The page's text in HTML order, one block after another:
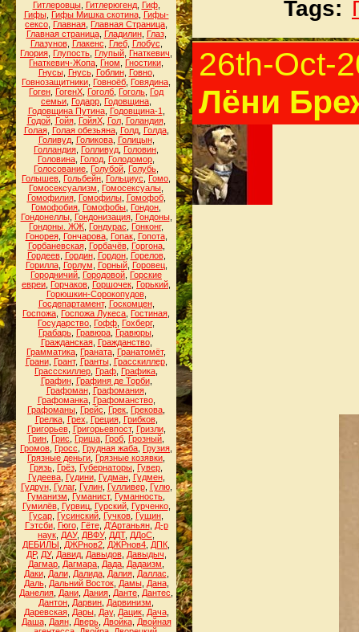
Гитлеровцы, Гитлерюгенд, Гиф,
Гифы, Гифы Мишка скотина, Гифы-
сексо Главная Главная Страница
Главная страница, Гладилин, Глаз,
Глазунов, Глакенс Глеб, Глобус
Глория Глупость Глупый Гнаткевич
Гнаткевич-Жопа Гном Гностики
Гнусы, Гнусь, Гоблин, Говно,
Говнозащитники Говноёб Говядина
Гоген ГогенХ Гоголб Гоголь Год
семьи Годарр Годовщина
Годовщина Путина, Годовщина-1
Годой, Гойя, ГойяХ, Гол, Голандия,
Голая, Голая обезьяна, Голд, Голда,
Голивуд, Голикова, Голицын,
Голландия Голливуд Головин
Головина Голод Голодомор
Голосование Голубой Голубь
Голышев Гольбейн Гольциус Гомо
Гомосексуализм
Гомосексуалы
Гомофилия, Гомофилы, Гомофоб,
Гомофобия Гомофобы Гондон
Гондонеллы, Гондонизация, Гондоны,
Гондоны. ЖЖ Гондурас Гонконг,
Гонорея, Гончарова, Гопак, Гопота,
Горбаневская, Горбачёв, Горгона,
Гордеев, Гордин, Гордон, Горелов,
Горилла, Горлум Горный, Горовец,
Городничий Городовой Горские
евреи Горчаков Горшочек Горький
Горюшкин-Сорокопудов,
Госдепартамент, Госкомцен,
Госпожа Госпожа Лукеса Гостиная
Государство Гофф Гохберг,
Грабарь Гравюра Гравюры
Гражданская, Гражданство,
Грамматика Граната Гранатомёт,
Грани, Грант, Гранты, Грасскиллер,
Грассскиллер Граф Графика
Графин, Графиня де Торби,
Графоман, Графомания,
Графоманка, Графоманство,
Графоманы Грейс Грек Грекова
Грелка, Грех Греция, Грибков,
Григорьев, Григорьевпост, Гризли,
Грин Грис Гриша Гроб Грозный
Громов Гросс Грудная жаба Грузия
Грязные деньги Грязные козявки
Грязь Грёз Губернаторы Гувер
Гудеева, Гудини, Гудман, Гудмен,
Гудрун, Гулаг, Гулин, Гулливер, Гулю,
Гуманизм
Гуманист, Гуманность
Гумилёв, Гурвиц, Гурский, Гурченко,
Гусар Гусинский Гучков Гущин
Гэтсби, Гюго, Гёте, Д'Артаньян, Д-р
наук ДАУ, ДВФУ, ДДТ, ДДоС
ДЕБИЛЫ
ДЖРнов2 ДЖРнов4 ДПК
ДР, ДУ, Давид, Давыдов, Давыдыч
Дагмар Дагмара Дада Дадаизм
Даки, Дали, Далида, Далия, Даллас
Даль, Дальний Восток, Дамы, Дана,
Данелия Дани Дания Данте Дантес
Дантон Дарвин Дарвинизм
Даревская, Дары, Дау, Дацик, Дача,
Даша, Даян, Дверь, Двойка, Двойная
Tags:
26th-Oct-
Лёни